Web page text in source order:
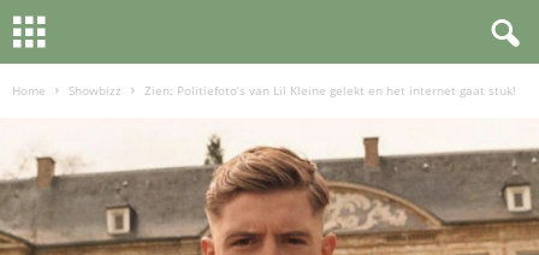
Home Showbizz Zien: Politiefoto’s van Lil Kleine gelekt en het internet gaat stuk!